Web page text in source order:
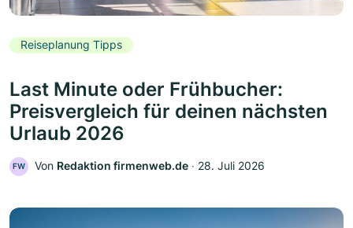
Reiseplanung Tipps
Last Minute oder Frühbucher:
Preisvergleich für deinen nächsten
Urlaub 2026
FW Von Redaktion firmenweb.de ‧ 28. Juli 2026